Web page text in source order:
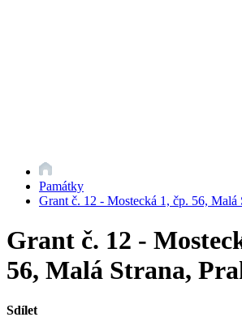
Památky
Grant č. 12 - Mostecká 1, čp. 56, Malá
Grant č. 12 -
56, Malá Strana,
Sdílet